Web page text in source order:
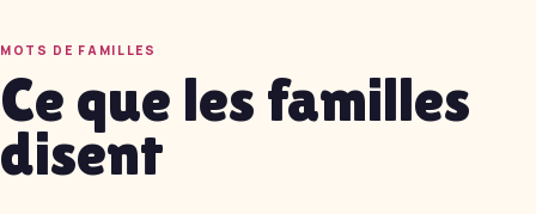
MOTS DE FAMILLES
Ce que les familles
disent